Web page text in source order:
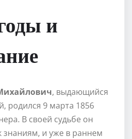
и
, выдающийся
родился 9 марта 1856
В своей судьбе он
знаниям, и уже в раннем